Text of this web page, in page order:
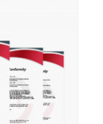
رنگدانه فیبر نوری
آداپتور فیبر